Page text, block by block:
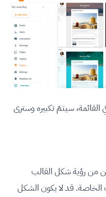
سيتمّ تكبيره وسترى
من رؤية شكل القالب
قد لا يكون الشكل